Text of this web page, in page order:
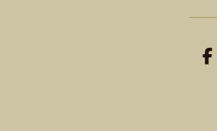
D